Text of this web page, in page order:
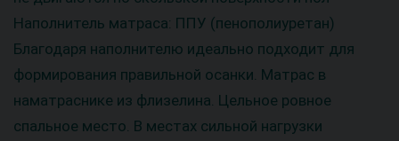
Наполнитель матраса: ППУ (пенополиуретан)
Благодаря наполнителю идеально подходит для
формирования правильной осанки. Матрас в
наматраснике из флизелина. Цельное ровное
спальное место. В местах сильной нагрузки